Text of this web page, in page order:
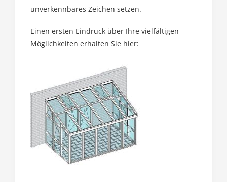
unverkennbares Zeichen setzen.
Einen ersten Eindruck über Ihre vielfältigen
Möglichkeiten erhalten Sie hier: